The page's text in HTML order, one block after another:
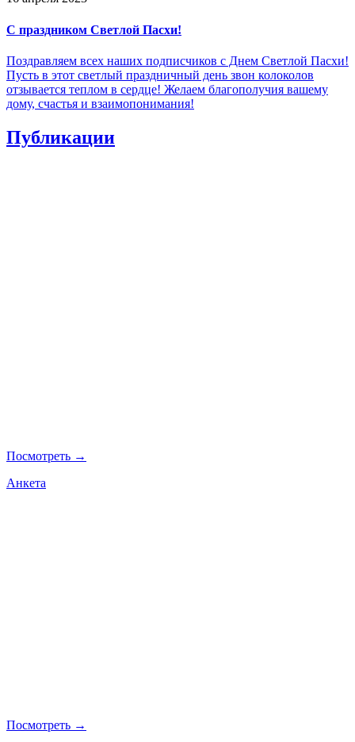
С праздником Светлой Пасхи!
Поздравляем всех наших подписчиков с Днем Светлой Пасхи!
Пусть в этот светлый праздничный день звон колоколов
отзывается теплом в сердце! Желаем благополучия вашему
дому, счастья и взаимопонимания!
Публикации
Посмотреть →
Анкета
Посмотреть →